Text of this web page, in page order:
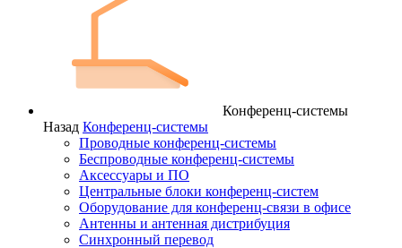
Конференц-системы
Назад Конференц-системы
Проводные конференц-системы
Беспроводные конференц-системы
Аксессуары и ПО
Центральные блоки конференц-систем
Оборудование для конференц-связи в офисе
Антенны и антенная дистрибуция
Синхронный перевод